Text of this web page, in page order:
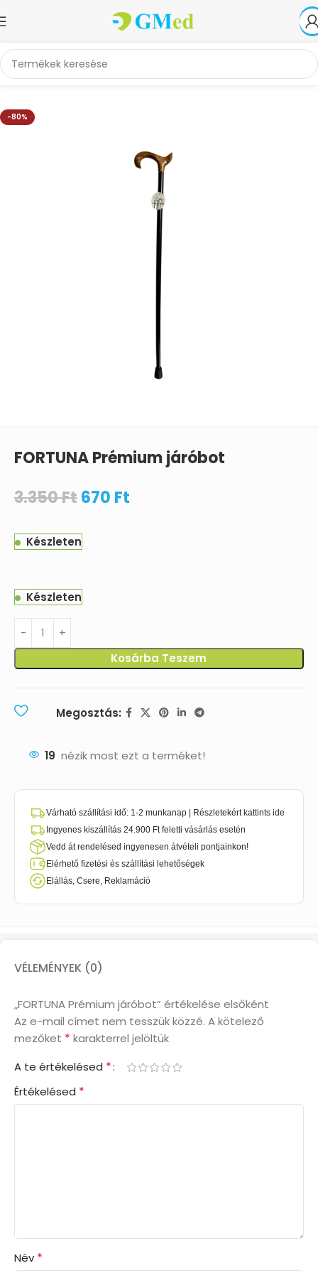
Kezdőlap Akciók
-80%
FORTUNA Prémium járóbot
3.350Ft670 Ft
Készleten
Készleten
Kosárba Teszem
Megosztás:
19 nézik most ezt a terméket!
Várható szállítási idő: 1-2 munkanap | Részletekért kattints ide
Ingyenes kiszállítás 24.900 Ft feletti vásárlás esetén
Vedd át rendelésed ingyenesen átvételi pontjainkon!
Elérhető fizetési és szállítási lehetőségek
Elállás, Csere, Reklamáció
VÉLEMÉNYEK (0)
„FORTUNA Prémium járóbot” értékelése elsőként
Az e-mail címet nem tesszük közzé. A kötelező
mezőket * karakterrel jelöltük
A te értékelésed *
Értékelésed *
Név *